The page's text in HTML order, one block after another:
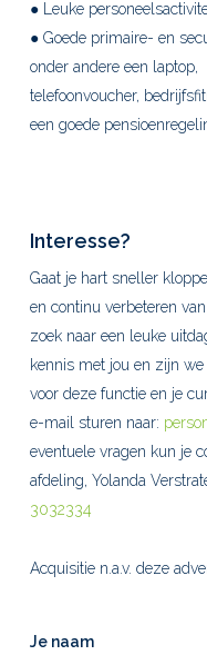
● Leuke
● Goede primaire- en
onder andere een laptop,
telefoonvoucher,
een goede
Interesse?
Gaat je hart sneller
en continu verbeteren
zoek naar een leuke
kennis met jou en zijn
voor deze functie en je
e-mail sturen naar:
eventuele vragen kun je
afdeling, Yolanda
3032334
Acquisitie n.a.v. deze
Je naam